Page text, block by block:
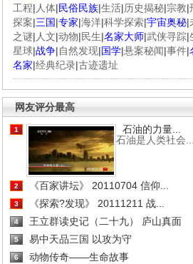
工程| 人体|民俗民族|生活|历史揭秘|宗教|
探案|三国|专家|海洋|科学探索|宇宙奥秘|
之谜| 人文|动物|民生|名家大师|武侠寻踪|
星球|战争|自然发现|国学|悬案秘闻|事件|
名家|经典纪录|古迹遗址
网友评分最高
1
石油的力量...
石油是人类社会...
2 《百家讲坛》 20110704 信仰...
3 《探索?发现》 20111211 战...
4 王立群读史记（二十九） 庐山真面
5 易中天品三国 以攻为守
6 动物传奇——生命故事